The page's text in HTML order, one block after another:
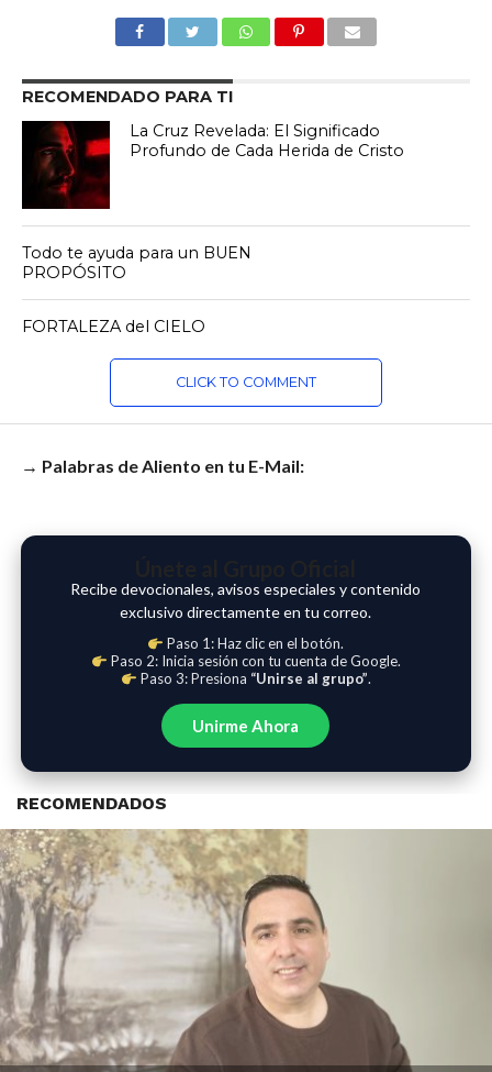
RECOMENDADO PARA TI
La Cruz Revelada: El Significado
Profundo de Cada Herida de Cristo
Todo te ayuda para un BUEN
PROPÓSITO
FORTALEZA del CIELO
CLICK TO COMMENT
→ Palabras de Aliento en tu E-Mail:
Recibe devocionales, avisos especiales y contenido
exclusivo directamente en tu correo.
Paso 1: Haz clic en el botón.
Paso 2: Inicia sesión con tu cuenta de Google.
Paso 3: Presiona “Unirse al grupo”.
Unirme Ahora
RECOMENDADOS